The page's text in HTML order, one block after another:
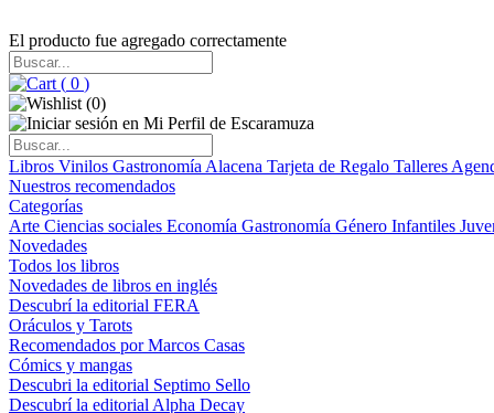
El producto fue agregado correctamente
( 0 )
(0)
Libros Vinilos Gastronomía Alacena Tarjeta de Regalo Talleres
Nuestros recomendados
Categorías
Arte Ciencias sociales Economía Gastronomía Género Infantiles
Novedades
Todos los libros
Novedades de libros en inglés
Descubrí la editorial FERA
Oráculos y Tarots
Recomendados por Marcos Casas
Cómics y mangas
Descubri la editorial Septimo Sello
Descubrí la editorial Alpha Decay